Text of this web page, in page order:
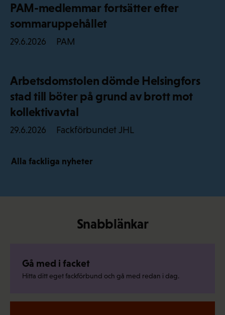
PAM-medlemmar fortsätter efter
sommaruppehållet
29.6.2026 PAM
Arbetsdomstolen dömde Helsingfors
stad till böter på grund av brott mot
kollektivavtal
29.6.2026 Fackförbundet JHL
Alla fackliga nyheter
Snabblänkar
Gå med i facket
Hitta ditt eget fackförbund och gå med redan i dag.